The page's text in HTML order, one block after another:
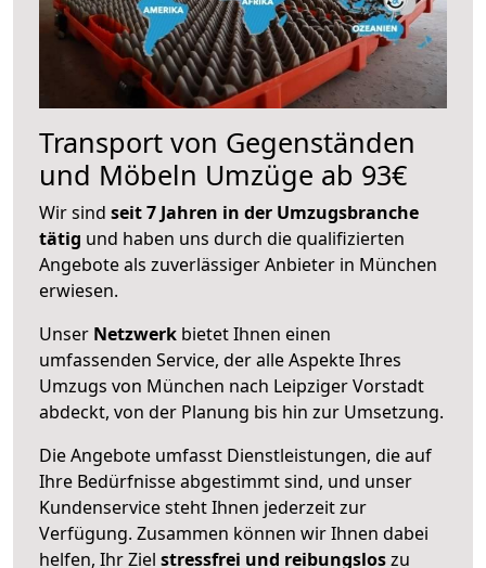
Transport von Gegenständen
und Möbeln Umzüge ab 93€
Wir sind seit 7 Jahren in der Umzugsbranche
tätig und haben uns durch die qualifizierten
Angebote als zuverlässiger Anbieter in München
erwiesen.
Unser Netzwerk bietet Ihnen einen
umfassenden Service, der alle Aspekte Ihres
Umzugs von München nach Leipziger Vorstadt
abdeckt, von der Planung bis hin zur Umsetzung.
Die Angebote umfasst Dienstleistungen, die auf
Ihre Bedürfnisse abgestimmt sind, und unser
Kundenservice steht Ihnen jederzeit zur
Verfügung. Zusammen können wir Ihnen dabei
helfen, Ihr Ziel stressfrei und reibungsloszu